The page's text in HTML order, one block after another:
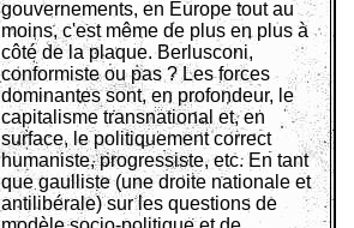
gouvernements, en Europe tout au
moins, c'est même de plus en plus à
côté de la plaque. Berlusconi,
conformiste ou pas ? Les forces
dominantes sont, en profondeur, le
capitalisme transnational et, en
surface, le politiquement correct
humaniste, progressiste, etc. En tant
que gaulliste (une droite nationale et
antilibérale) sur les questions de